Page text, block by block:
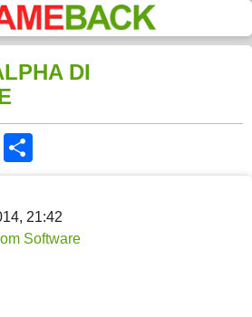
DI
WhatsApp
21:42
Software